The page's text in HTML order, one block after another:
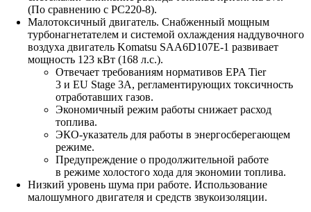
(По сравнению с PC220-8).
Малотоксичный двигатель. Снабженный мощным
турбонагнетателем и системой охлаждения наддувочного
воздуха двигатель Komatsu SAA6D107E-1 развивает
мощность 123 кВт (168 л.с.).
Отвечает требованиям нормативов EPA Tier
3 и EU Stage 3A, регламентирующих токсичность
отработавших газов.
Экономичный режим работы снижает расход
топлива.
ЭКО-указатель для работы в энергосберегающем
режиме.
Предупреждение о продолжительной работе
в режиме холостого хода для экономии топлива.
Низкий уровень шума при работе. Использование
малошумного двигателя и средств звукоизоляции.